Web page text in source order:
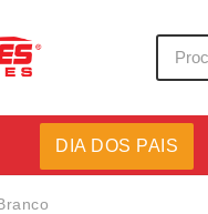
DIA DOS PAIS